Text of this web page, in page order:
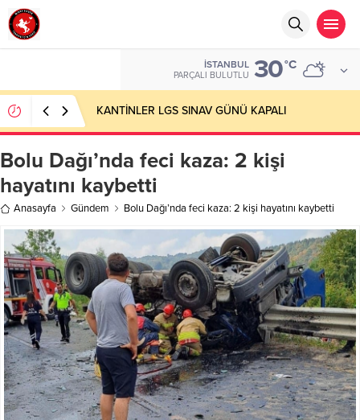
İSTANBUL
PARÇALI BULUTLU 30°C
KANTİNLER LGS SINAV GÜNÜ KAPALI
Bolu Dağı’nda feci kaza: 2 kişi
hayatını kaybetti
Anasayfa Gündem Bolu Dağı’nda feci kaza: 2 kişi hayatını kaybetti